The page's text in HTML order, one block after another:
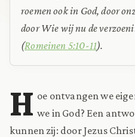
roemen ook in God, door
door Wie wij nu de
(Romeinen 5:10-11).
H oe ontvangen we
we in God? Een
kunnen zij: door Jezus